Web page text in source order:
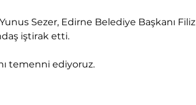
Sezer, Edirne Belediye Başkanı Filiz
iştirak etti.
temenni ediyoruz.